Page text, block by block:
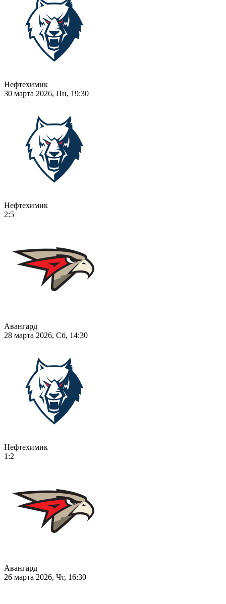
Нефтехимик
30 марта 2026, Пн, 19:30
Нефтехимик
2:5
Авангард
28 марта 2026, Сб, 14:30
Нефтехимик
1:2
Авангард
26 марта 2026, Чт, 16:30